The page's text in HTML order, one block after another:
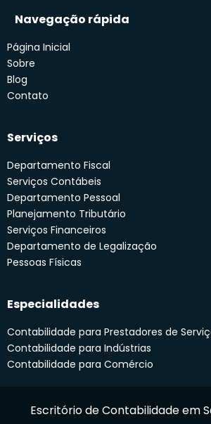
Navegação rápida
Página Inicial
Sobre
Blog
Contato
Serviços
Departamento Fiscal
Serviços Contábeis
Departamento Pessoal
Planejamento Tributário
Serviços Financeiros
Departamento de Legalização
Pessoas Físicas
Especialidades
Contabilidade para Prestadores de
Contabilidade para Indústrias
Contabilidade para Comércio
Escritório de Contabilidade em